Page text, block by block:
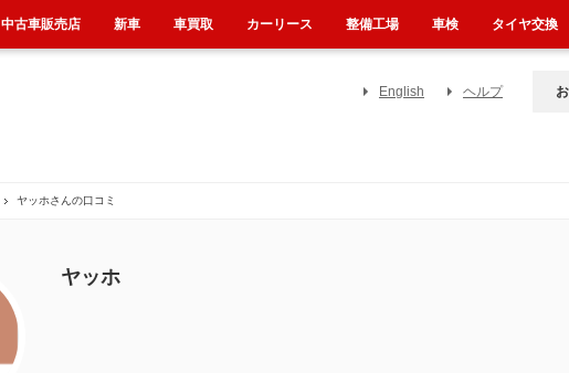
English ヘルプ
ヤッホさんの口コミ
ヤッホ
中古車販売店 新車 車買取 カーリース 整備工場 車検 タイヤ交換